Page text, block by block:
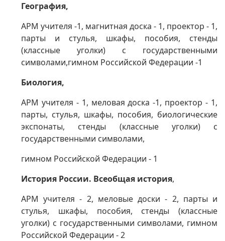
География,
АРМ учителя -1, магнитная доска - 1, проектор - 1,
парты и стулья, шкафы, пособия, стенды
(классные уголки) с государственными
символами,гимном Российской Федерации -1
Биология,
АРМ учителя - 1, меловая доска -1, проектор - 1,
парты, стулья, шкафы, пособия, биологические
экспонаты, стенды (классные уголки) с
государственными символами,
гимном Российской Федерации - 1
История России. Всеобщая история,
АРМ учителя - 2, меловые доски - 2, парты и
стулья, шкафы, пособия, стенды (классные
уголки) с государственными символами, гимном
Российской Федерации - 2